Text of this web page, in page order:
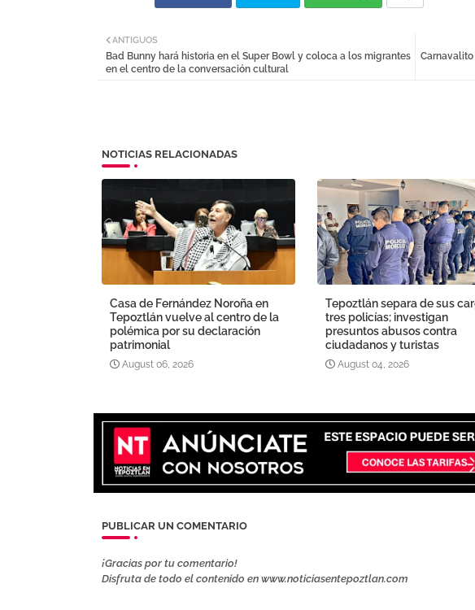
ANTIGUOS
Bad Bunny hará historia en el Super Bowl y coloca a los migrantes
en el centro de la conversación cultural
NOTICIAS RELACIONADAS
Casa de Fernández Noroña en
Tepoztlán vuelve al centro de la
polémica por su declaración
patrimonial
August 06, 2026
Tepoztlán separa de sus
tres policías; investigan
presuntos abusos contra
ciudadanos y turistas
August 04, 2026
PUBLICAR UN COMENTARIO
¡Gracias por tu comentario!
Disfruta de todo el contenido en www.noticiasentepoztlan.com